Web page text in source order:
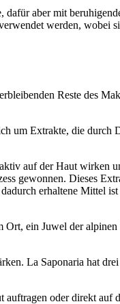
aber mit
werden, wobei
Reste des
um Extrakte, die durch
auf der Haut wirken
gewonnen. Dieses
erhaltene Mittel
Ort, ein Juwel der
La Saponaria hat drei
oder direkt auf